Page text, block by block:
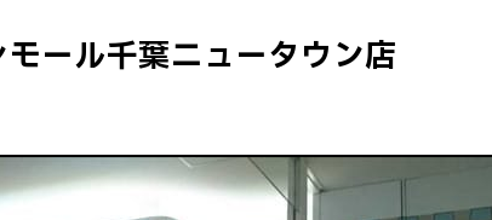
ール千葉ニュータウン店